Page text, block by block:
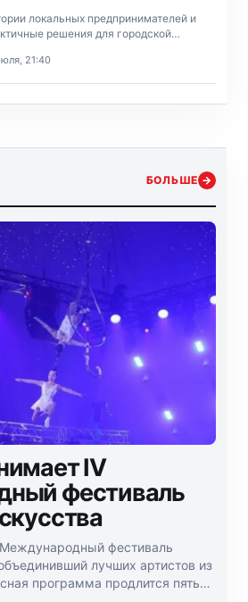
локальных предпринимателей и
решения для городской
21:40
БОЛЬШЕ →
IV
фестиваль
фестиваль
лучших артистов из
программа продлится пять